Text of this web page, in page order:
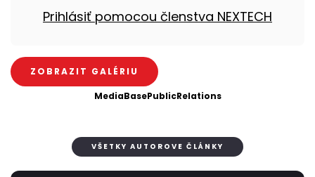
Prihlásiť pomocou členstva NEXTECH
ZOBRAZIT GALÉRIU
MediaBasePublicRelations
VŠETKY AUTOROVE ČLÁNKY